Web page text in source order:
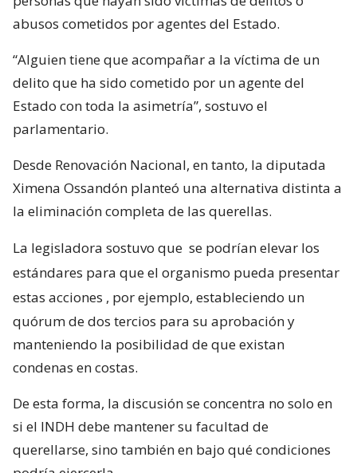
abusos cometidos por agentes del Estado.
“Alguien tiene que acompañar a la víctima de un
delito que ha sido cometido por un agente del
Estado con toda la asimetría”, sostuvo el
parlamentario.
Desde Renovación Nacional, en tanto, la diputada
Ximena Ossandón planteó una alternativa distinta a
la eliminación completa de las querellas.
La legisladora sostuvo que se podrían elevar los
estándares para que el organismo pueda presentar
estas acciones , por ejemplo, estableciendo un
quórum de dos tercios para su aprobación y
manteniendo la posibilidad de que existan
condenas en costas.
De esta forma, la discusión se concentra no solo en
si el INDH debe mantener su facultad de
querellarse, sino también en bajo qué condiciones